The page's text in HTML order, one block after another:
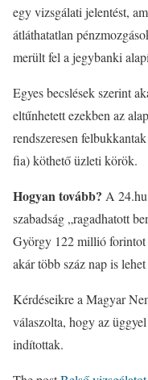
egy vizsgálati jelentést,
átláthatatlan
merült fel a jegybanki
Egyes becslések szerint
eltűnhetett ezekben az
rendszeresen
fia) köthető üzleti körök.
Hogyan tovább? A
szabadság „ragadhatott
György 122 millió forintot
akár több száz nap is
Kérdéseikre a Magyar
válaszolta, hogy az
indítottak.